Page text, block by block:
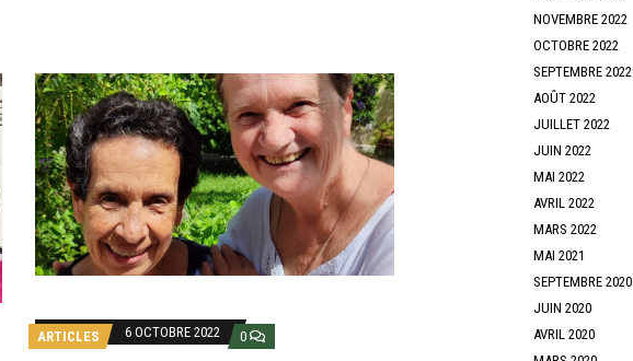
ARTICLES 6 OCTOBRE 2022 0
NOVEMBRE 2022
OCTOBRE 2022
SEPTEMBRE 2022
AOÛT 2022
JUILLET 2022
JUIN 2022
MAI 2022
AVRIL 2022
MARS 2022
MAI 2021
SEPTEMBRE 2020
JUIN 2020
AVRIL 2020